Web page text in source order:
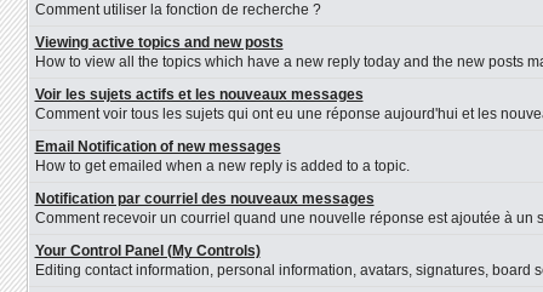
Comment utiliser la fonction de recherche ?
Viewing active topics and new posts
How to view all the topics which have a new reply today and the new posts
Voir les sujets actifs et les nouveaux messages
Comment voir tous les sujets qui ont eu une réponse aujourd'hui et les
Email Notification of new messages
How to get emailed when a new reply is added to a topic.
Notification par courriel des nouveaux messages
Comment recevoir un courriel quand une nouvelle réponse est ajoutée à un
Your Control Panel (My Controls)
Editing contact information, personal information, avatars, signatures, board